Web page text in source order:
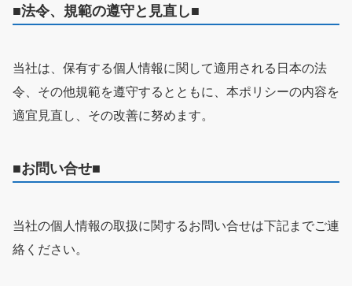
■法令、規範の遵守と見直し■
当社は、保有する個人情報に関して適用される日本の法
令、その他規範を遵守するとともに、本ポリシーの内容を
適宜見直し、その改善に努めます。
■お問い合せ■
当社の個人情報の取扱に関するお問い合せは下記までご連
絡ください。